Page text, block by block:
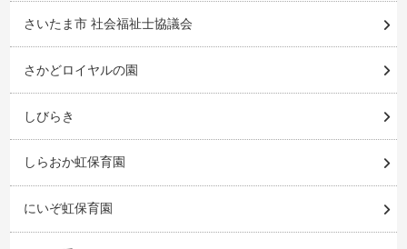
さいたま市 社会福祉士協議会
さかどロイヤルの園
しびらき
しらおか虹保育園
にいぞ虹保育園